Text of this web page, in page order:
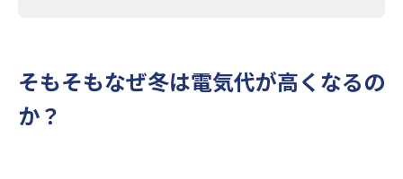
そもそもなぜ冬は電気代が高くなるの
か？